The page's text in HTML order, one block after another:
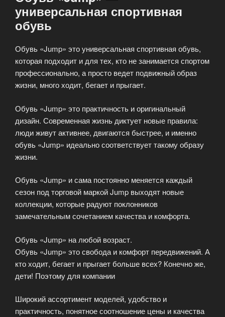
универсальная спортивная
обувь
Обувь «Jump» это универсальная спортивная обувь,
которая подходит и для тех, кто не занимается спортом
профессионально, а просто ведет подвижный образ
жизни, много ходит, бегает и прыгает.
Обувь «Jump» это практичность и оригинальный
дизайн. Современная жизнь диктует новые правила:
люди живут активнее, двигаются быстрее, и именно
обувь «Jump» идеально соответствует такому образу
жизни.
Обувь «Jump» и сама постоянно меняется каждый
сезон под торговой маркой Jump выходят новые
коллекции, которые радуют поклонников
замечательным сочетанием качества и комфорта.
Обувь «Jump» на любой возраст.
Обувь «Jump» это свобода и комфорт передвижений. А
кто ходит, бегает и прыгает больше всех? Конечно же,
дети! Поэтому для компании
Широкий ассортимент моделей, удобство и
практичность, понятное соотношение цены и качества